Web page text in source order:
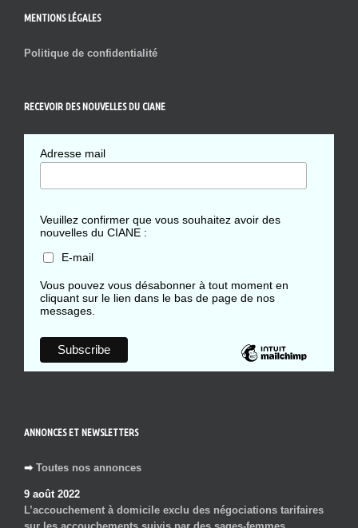
MENTIONS LÉGALES
Politique de confidentialité
RECEVOIR DES NOUVELLES DU CIANE
Adresse mail
Veuillez confirmer que vous souhaitez avoir des
nouvelles du CIANE :
E-mail
Vous pouvez vous désabonner à tout moment en
cliquant sur le lien dans le bas de page de nos
messages.
ANNONCES ET NEWSLETTERS
➡ Toutes nos annonces
9 août 2022
L’accouchement à domicile exclu des négociations tarifaires